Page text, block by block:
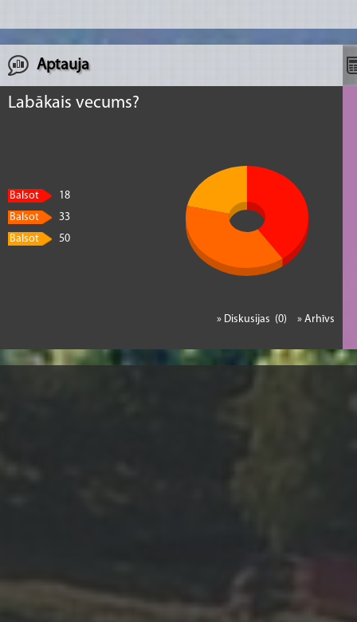
Aptauja
Labākais vecums?
Balsot
18
Balsot
33
Balsot
50
» Arhīvs
» Diskusijas (0)